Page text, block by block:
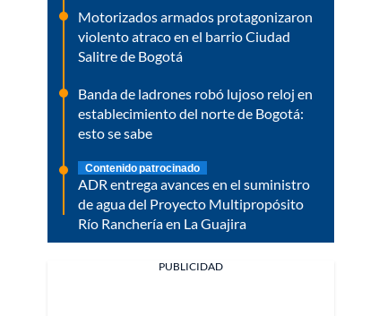
Motorizados armados protagonizaron
violento atraco en el barrio Ciudad
Salitre de Bogotá
Banda de ladrones robó lujoso reloj en
establecimiento del norte de Bogotá:
esto se sabe
Contenido patrocinado
ADR entrega avances en el suministro
de agua del Proyecto Multipropósito
Río Ranchería en La Guajira
PUBLICIDAD